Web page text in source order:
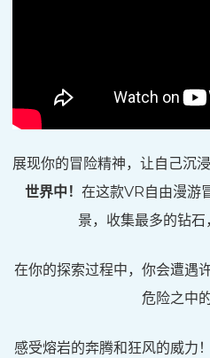
展现你的冒险精神，让自己沉
世界中！在这款VR自由漫游
景，收集最多的钻石
在你的探索过程中，你会遭遇
危险之中
感受熔岩的奔腾和狂风的威力